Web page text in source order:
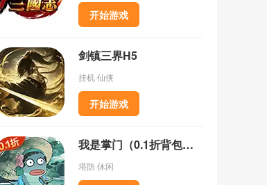
开始游戏
剑镇三界H5
挂机·仙侠
开始游戏
我是掌门（0.1折背包乱斗）
塔防·休闲